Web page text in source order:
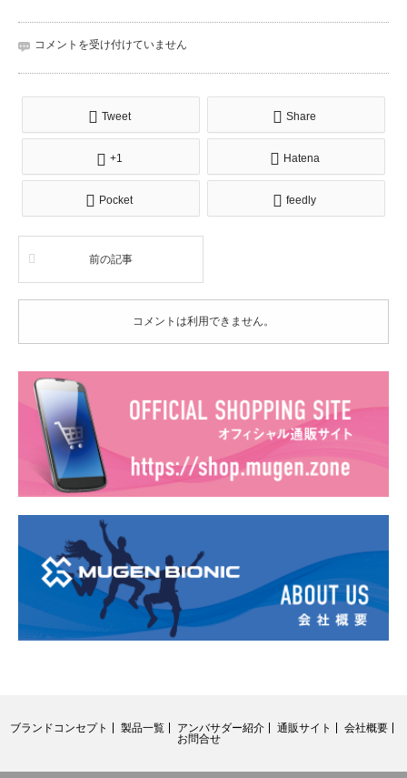
prmimes0730sub7
コメントを受け付けていません
Tweet Share
+1 Hatena
Pocket feedly
前の記事
コメントは利用できません。
ブランドコンセプト 製品一覧 アンバサダー紹介 通販サイト
会社概要
お問合せ